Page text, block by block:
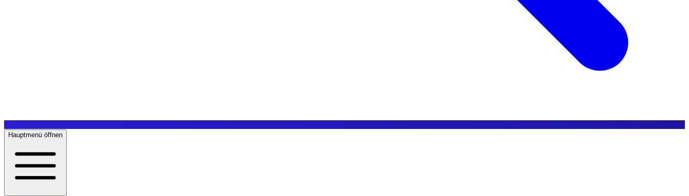
Hauptmenü öffnen